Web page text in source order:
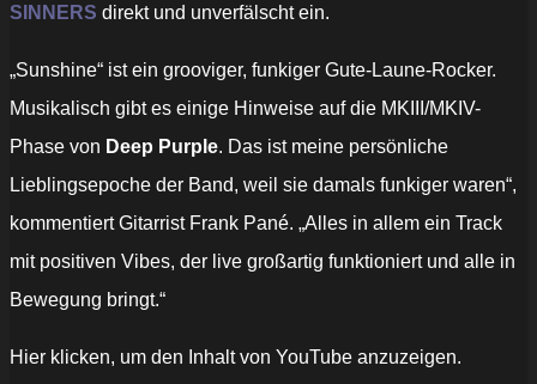
SINNERS direkt und unverfälscht ein.
„Sunshine“ ist ein grooviger, funkiger Gute-Laune-Rocker.
Musikalisch gibt es einige Hinweise auf die MKIII/MKIV-
Phase von Deep Purple. Das ist meine persönliche
Lieblingsepoche der Band, weil sie damals funkiger waren“,
kommentiert Gitarrist Frank Pané. „Alles in allem ein Track
mit positiven Vibes, der live großartig funktioniert und alle in
Bewegung bringt.“
„SAINTED
SINNERS
Hier klicken, um den Inhalt von YouTube anzuzeigen.